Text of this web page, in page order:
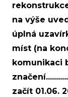
na výše
úplná
míst (na
komunikaci
začít 01.06.